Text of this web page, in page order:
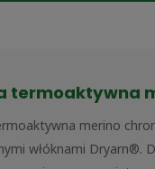
termoaktywna
merino
włóknami Dryarn®.